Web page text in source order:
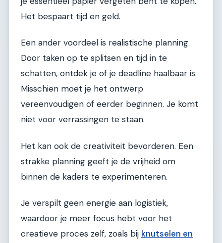
Het bespaart tijd en geld.
Een ander voordeel is realistische planning.
Door taken op te splitsen en tijd in te
schatten, ontdek je of je deadline haalbaar is.
Misschien moet je het ontwerp
vereenvoudigen of eerder beginnen. Je komt
niet voor verrassingen te staan.
Het kan ook de creativiteit bevorderen. Een
strakke planning geeft je de vrijheid om
binnen de kaders te experimenteren.
Je verspilt geen energie aan logistiek,
waardoor je meer focus hebt voor het
creatieve proces zelf, zoals bij knutselen en